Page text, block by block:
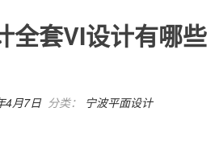
全套VI设计有哪些
4月7日 分类： 宁波平面设计